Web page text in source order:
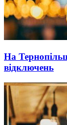
На
відключень